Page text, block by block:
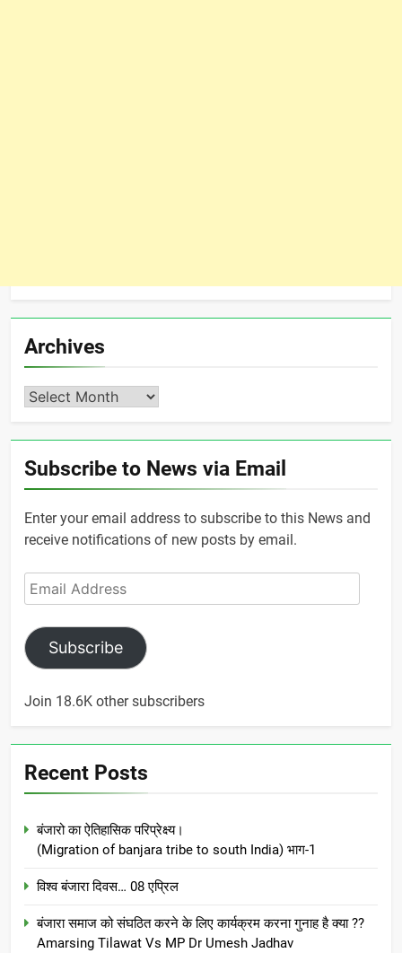
Archives
Archives
Subscribe to News via Email
Enter your email address to subscribe to this News and
receive notifications of new posts by email.
Email
Address
Subscribe
Join 18.6K other subscribers
Recent Posts
बंजारो का ऐतिहासिक परिप्रेक्ष्य।
(Migration of banjara tribe to south India) भाग-1
विश्व बंजारा दिवस… 08 एप्रिल
बंजारा समाज को संघठित करने के लिए कार्यक्रम करना गुनाह है क्या ??
Amarsing Tilawat Vs MP Dr Umesh Jadhav